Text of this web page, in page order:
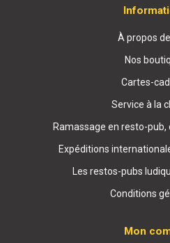
À propos
Nos
Cartes-
Service à la
Ramassage en resto-
Expéditions
Les restos-pubs
Conditions
Mon